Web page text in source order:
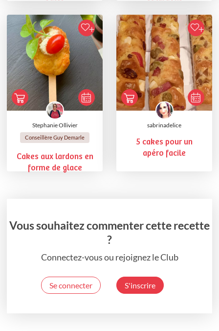
Stephanie Ollivier
Conseillère Guy Demarle
Cakes aux lardons en
forme de glace
sabrinadelice
5 cakes pour un
apéro facile
Vous souhaitez commenter cette recette
?
Connectez-vous ou rejoignez le Club
Se connecter S'inscrire